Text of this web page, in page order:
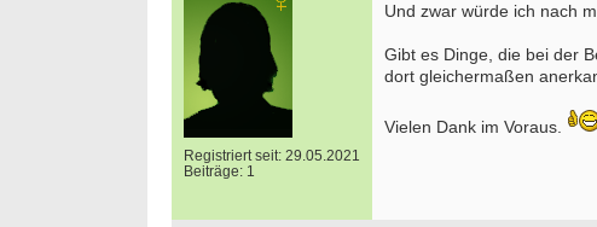
Registriert seit: 29.05.2021
Beiträge: 1
Und zwar würde ich nach
Gibt es Dinge, die bei der
dort gleichermaßen
Vielen Dank im Voraus.